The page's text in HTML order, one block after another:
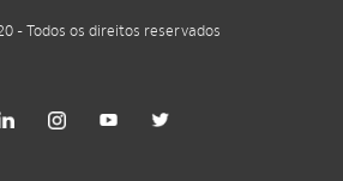
- Todos os direitos reservados